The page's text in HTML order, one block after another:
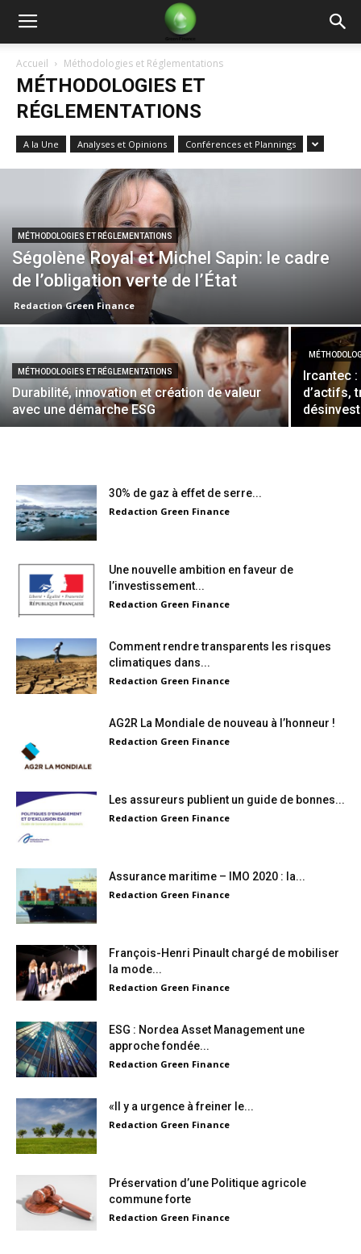
Green
Finance
Accueil Méthodologies et Réglementations
MÉTHODOLOGIES ET
RÉGLEMENTATIONS
A la Une Analyses et Opinions Conférences et Plannings
MÉTHODOLOGIES ET RÉGLEMENTATIONS
Ségolène Royal et Michel Sapin: le cadre
de l’obligation verte de l’État
Redaction Green Finance
MÉTHODOLOGIES ET RÉGLEMENTATIONS
Durabilité, innovation et création de valeur
avec une démarche ESG
Ircantec
d’actifs,
30% de gaz à effet de serre...
Redaction Green Finance
Une nouvelle ambition en faveur de
l’investissement...
Redaction Green Finance
Comment rendre transparents les risques
climatiques dans...
Redaction Green Finance
AG2R La Mondiale de nouveau à l’honneur !
Redaction Green Finance
Les assureurs publient un guide de bonnes...
Redaction Green Finance
Assurance maritime – IMO 2020 : la...
Redaction Green Finance
François-Henri Pinault chargé de mobiliser
la mode...
Redaction Green Finance
ESG : Nordea Asset Management une
approche fondée...
Redaction Green Finance
«Il y a urgence à freiner le...
Redaction Green Finance
Préservation d’une Politique agricole
commune forte
Redaction Green Finance